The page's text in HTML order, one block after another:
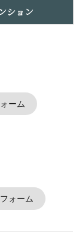
ション
ーム
ォーム